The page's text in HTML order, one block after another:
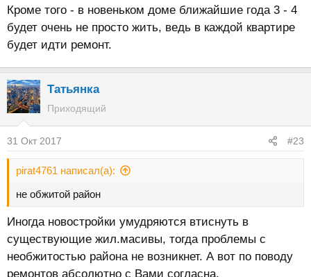
Кроме того - в новеньком доме ближайшие года 3 - 4
будет очень не просто жить, ведь в каждой квартире
будет идти ремонт.
Татьянка
Приходящий
31 Окт 2017 #23
pirat4761 написал(а):
не обжитой район
Иногда новостройки умудряются втиснуть в
существующие жил.масивы, тогда проблемы с
необжитостью района не возникнет. А вот по поводу
ремонтов абсолютно с Вами согласна.